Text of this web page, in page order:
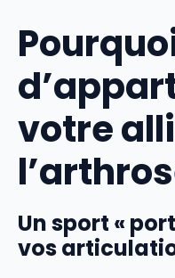
votre
Un sport «
vos